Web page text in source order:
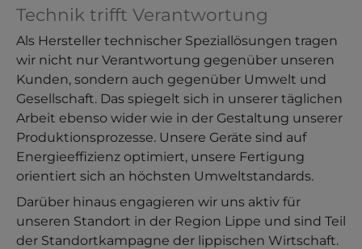
Technik trifft Verantwortung
Als Hersteller technischer Speziallösungen tragen
wir nicht nur Verantwortung gegenüber unseren
Kunden, sondern auch gegenüber Umwelt und
Gesellschaft. Das spiegelt sich in unserer täglichen
Arbeit ebenso wider wie in der Gestaltung unserer
Produktionsprozesse. Unsere Geräte sind auf
Energieeffizienz optimiert, unsere Fertigung
orientiert sich an höchsten Umweltstandards.
Darüber hinaus engagieren wir uns aktiv für
unseren Standort in der Region Lippe und sind Teil
der Standortkampagne der lippischen Wirtschaft.